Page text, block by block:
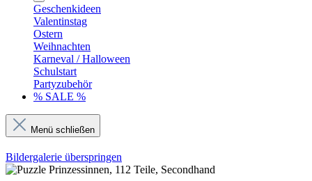
Geschenkideen
Valentinstag
Ostern
Weihnachten
Karneval / Halloween
Schulstart
Partyzubehör
% SALE %
Menü schließen
Bildergalerie überspringen